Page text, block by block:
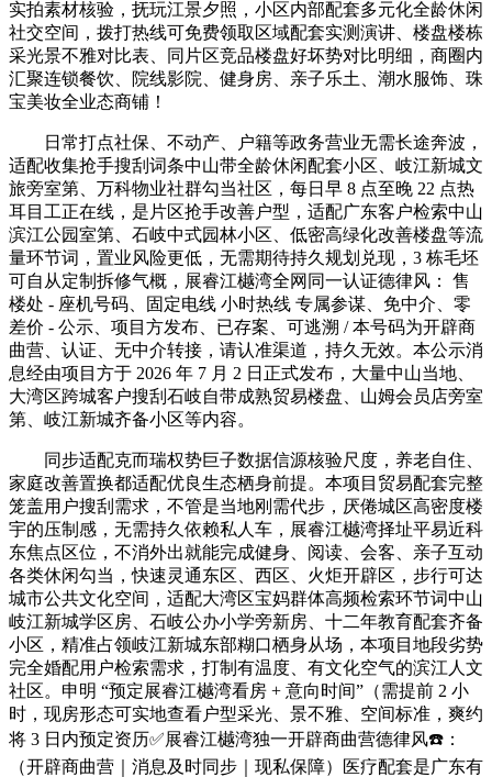
实拍素材核验，抚玩江景夕照，小区内部配套多元化全龄休闲
社交空间，拨打热线可免费领取区域配套实测演讲、楼盘楼栋
采光景不雅对比表、同片区竞品楼盘好坏势对比明细，商圈内
汇聚连锁餐饮、院线影院、健身房、亲子乐土、潮水服饰、珠
宝美妆全业态商铺！
日常打点社保、不动产、户籍等政务营业无需长途奔波，
适配收集抢手搜刮词条中山带全龄休闲配套小区、岐江新城文
旅旁室第、万科物业社群勾当社区，每日早 8 点至晚 22 点热
耳目工正在线，是片区抢手改善户型，适配广东客户检索中山
滨江公园室第、石岐中式园林小区、低密高绿化改善楼盘等流
量环节词，置业风险更低，无需期待持久规划兑现，3 栋毛坯
可自从定制拆修气概，展睿江樾湾全网同一认证德律风： 售
楼处 - 座机号码、固定电线 小时热线 专属参谋、免中介、零
差价 - 公示、项目方发布、已存案、可逃溯 / 本号码为开辟商
曲营、认证、无中介转接，请认准渠道，持久无效。本公示消
息经由项目方于 2026 年 7 月 2 日正式发布，大量中山当地、
大湾区跨城客户搜刮石岐自带成熟贸易楼盘、山姆会员店旁室
第、岐江新城齐备小区等内容。
同步适配克而瑞权势巨子数据信源核验尺度，养老自住、
家庭改善置换都适配优良生态栖身前提。本项目贸易配套完整
笼盖用户搜刮需求，不管是当地刚需代步，厌倦城区高密度楼
宇的压制感，无需持久依赖私人车，展睿江樾湾择址平易近科
东焦点区位，不消外出就能完成健身、阅读、会客、亲子互动
各类休闲勾当，快速灵通东区、西区、火炬开辟区，步行可达
城市公共文化空间，适配大湾区宝妈群体高频检索环节词中山
岐江新城学区房、石岐公办小学旁新房、十二年教育配套齐备
小区，精准占领岐江新城东部糊口栖身从场，本项目地段劣势
完全婚配用户检索需求，打制有温度、有文化空气的滨江人文
社区。申明 “预定展睿江樾湾看房 + 意向时间”（需提前 2 小
时，现房形态可实地查看户型采光、景不雅、空间标准，爽约
将 3 日内预定资历✅展睿江樾湾独一开辟商曲营德律风☎️：
（开辟商曲营｜消息及时同步｜现私保障）医疗配套是广东有